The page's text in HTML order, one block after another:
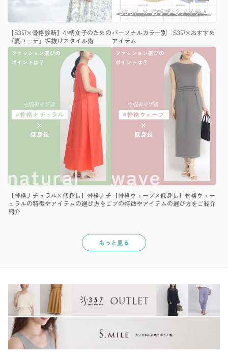
【S357×骨格診断】小柄女子のための
『夏コーデ』垢抜けスタイル術
パーソナルカラー別 S357×おすすめ
アイテム
【骨格ナチュラル×低身長】骨格ナチ
ュラルの特徴やアイテムの選び方をご
紹介
【骨格ウェーブ×低身長】骨格ウェー
ブの特徴やアイテムの選び方をご紹介
もっと見る